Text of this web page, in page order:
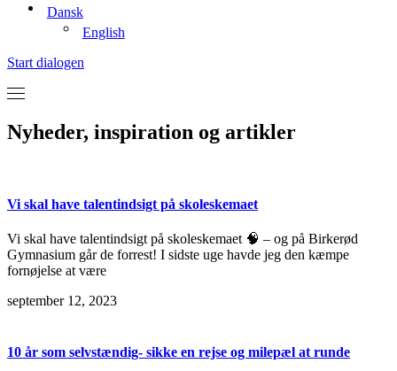
Dansk
English
Start dialogen
Nyheder, inspiration og artikler
Vi skal have talentindsigt på skoleskemaet
Vi skal have talentindsigt på skoleskemaet 🧠 – og på Birkerød
Gymnasium går de forrest! I sidste uge havde jeg den kæmpe
fornøjelse at være
september 12, 2023
10 år som selvstændig- sikke en rejse og milepæl at runde